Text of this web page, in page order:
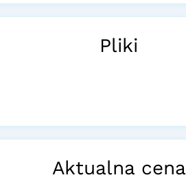
Pliki
Aktualna cena